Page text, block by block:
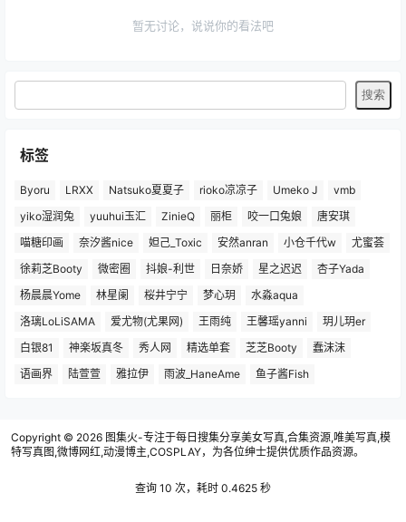
暂无讨论，说说你的看法吧
标签
Byoru LRXX Natsuko夏夏子 rioko凉凉子 Umeko J
vmb
yiko湿润兔
yuuhui玉汇 ZinieQ 丽柜 咬一口兔娘
唐安琪
喵糖印画
奈汐酱nice 妲己_Toxic 安然anran 小仓千代w
尤蜜荟
徐莉芝Booty
微密圈 抖娘-利世 日奈娇 星之迟迟
杏子Yada
杨晨晨Yome
林星阑 桜井宁宁 梦心玥
水淼aqua
洛璃LoLiSAMA
爱尤物(尤果网) 王雨纯 王馨瑶yanni
玥儿玥er
白银81
神楽坂真冬 秀人网 精选单套 芝芝Booty
蠢沫沫
语画界
陆萱萱 雅拉伊 雨波_HaneAme 鱼子酱Fish
Copyright © 2026 图集火-专注于每日搜集分享美女写真,合集资源,唯美写真,模
特写真图,微博网红,动漫博主,COSPLAY，为各位绅士提供优质作品资源。
查询 10 次，耗时 0.4625 秒